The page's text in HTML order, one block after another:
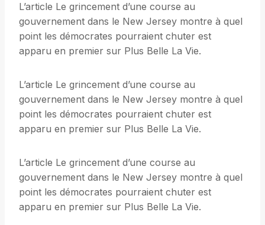
L’article Le grincement d’une course au
gouvernement dans le New Jersey montre à quel
point les démocrates pourraient chuter est
apparu en premier sur Plus Belle La Vie.
L’article Le grincement d’une course au
gouvernement dans le New Jersey montre à quel
point les démocrates pourraient chuter est
apparu en premier sur Plus Belle La Vie.
L’article Le grincement d’une course au
gouvernement dans le New Jersey montre à quel
point les démocrates pourraient chuter est
apparu en premier sur Plus Belle La Vie.